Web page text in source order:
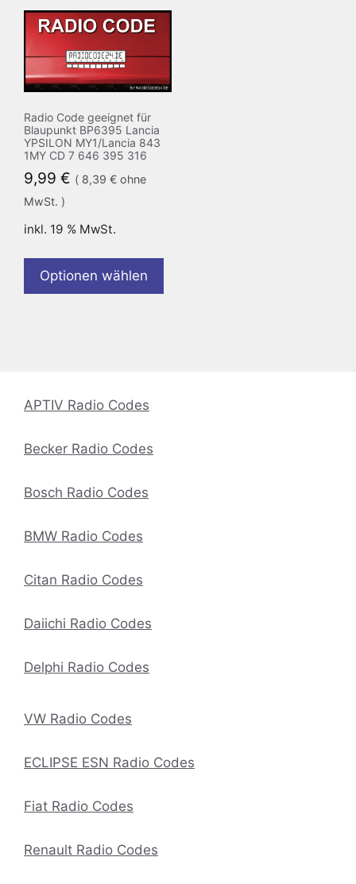
Radio Code geeignet für
Blaupunkt BP6395 Lancia
YPSILON MY1/Lancia 843
1MY CD 7 646 395 316
9,99 € ( 8,39 € ohne
MwSt. )
inkl. 19 % MwSt.
Optionen wählen
APTIV Radio Codes
Becker Radio Codes
Bosch Radio Codes
BMW Radio Codes
Citan Radio Codes
Daiichi Radio Codes
Delphi Radio Codes
VW Radio Codes
ECLIPSE ESN Radio Codes
Fiat Radio Codes
Renault Radio Codes